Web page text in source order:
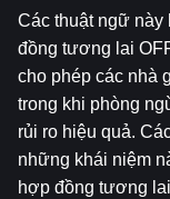
Các thuật ngữ này
đồng tương lai
cho phép các nhà
trong khi phòng
rủi ro hiệu quả.
những khái niệm
hợp đồng tương